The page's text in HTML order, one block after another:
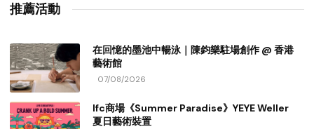
推薦活動
在回憶的墨池中暢泳｜陳鈞樂駐場創作 @ 香港
藝術館
07/08/2026
Ifc商場《Summer Paradise》YEYE Weller
夏日藝術裝置